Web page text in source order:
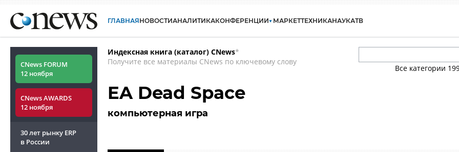
ГЛАВНАЯНОВОСТИАНАЛИТИКАКОНФЕРЕНЦИИ МАРКЕТТЕХНИКАНАУКАТВ
CNews FORUM
12 ноября
CNews AWARDS
12 ноября
30 лет рынку ERP
в России
Индексная книга (каталог) CNews*
Получите все материалы CNews по ключевому слову
Все категории
EA Dead Space
компьютерная игра